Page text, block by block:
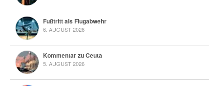
Fußtritt als Flugabwehr
6. AUGUST 2026
Kommentar zu Ceuta
5. AUGUST 2026